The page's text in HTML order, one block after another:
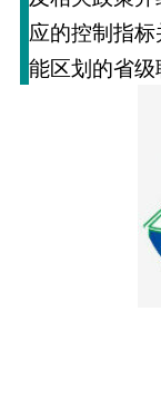
应的控制指
能区划的省级